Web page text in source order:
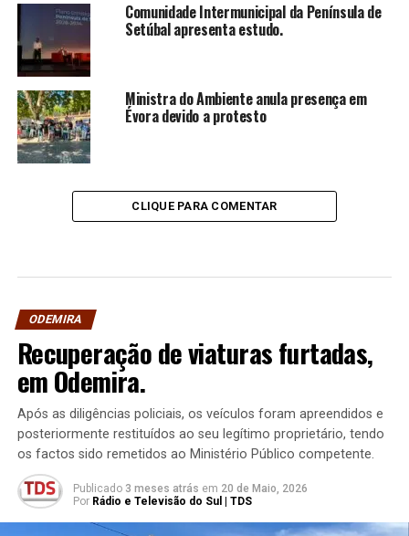
Comunidade Intermunicipal da Península de
Setúbal apresenta estudo.
Ministra do Ambiente anula presença em
Évora devido a protesto
CLIQUE PARA COMENTAR
ODEMIRA
Recuperação de viaturas furtadas,
em Odemira.
Após as diligências policiais, os veículos foram apreendidos e
posteriormente restituídos ao seu legítimo proprietário, tendo
os factos sido remetidos ao Ministério Público competente.
Publicado 3 meses atrás em 20 de Maio, 2026
Por Rádio e Televisão do Sul | TDS